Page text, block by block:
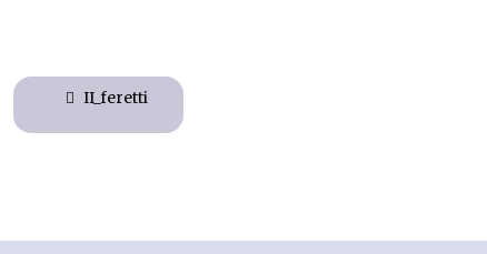
II_feretti